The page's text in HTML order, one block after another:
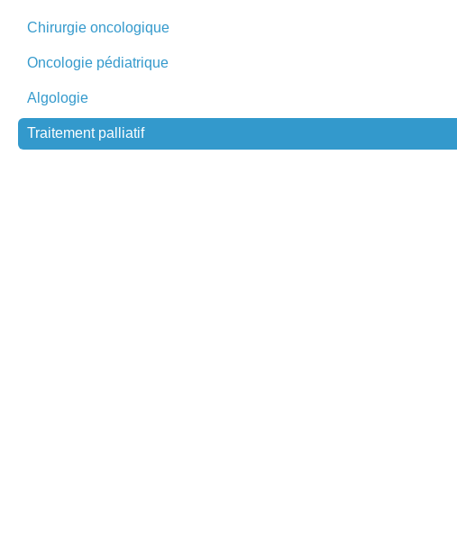
Chirurgie oncologique
Oncologie pédiatrique
Algologie
Traitement palliatif